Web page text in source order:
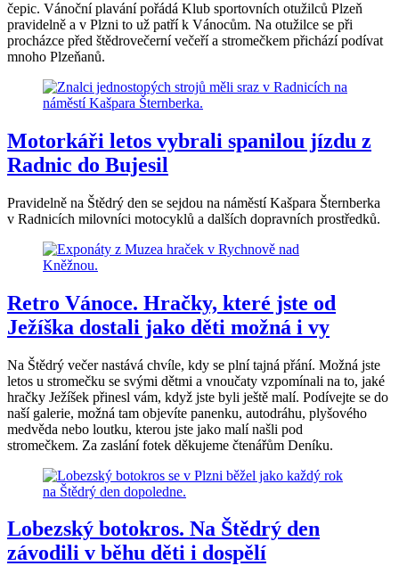
čepic. Vánoční plavání pořádá Klub sportovních otužilců Plzeň
pravidelně a v Plzni to už patří k Vánocům. Na otužilce se při
procházce před štědrovečerní večeří a stromečkem přichází podívat
mnoho Plzeňanů.
Motorkáři letos vybrali spanilou jízdu z
Radnic do Bujesil
Pravidelně na Štědrý den se sejdou na náměstí Kašpara Šternberka
v Radnicích milovníci motocyklů a dalších dopravních prostředků.
Retro Vánoce. Hračky, které jste od
Ježíška dostali jako děti možná i vy
Na Štědrý večer nastává chvíle, kdy se plní tajná přání. Možná jste
letos u stromečku se svými dětmi a vnoučaty vzpomínali na to, jaké
hračky Ježíšek přinesl vám, když jste byli ještě malí. Podívejte se do
naší galerie, možná tam objevíte panenku, autodráhu, plyšového
medvěda nebo loutku, kterou jste jako malí našli pod
stromečkem. Za zaslání fotek děkujeme čtenářům Deníku.
Lobezský botokros. Na Štědrý den
závodili v běhu děti i dospělí